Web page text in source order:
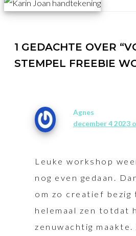
1 GEDACHTE OVER
STEMPEL FREEBIE
Agnes
december 4 2023
Leuke workshop
nog even gedaan.
om zo creatief bezig
helemaal zen totdat
zenuwachtig